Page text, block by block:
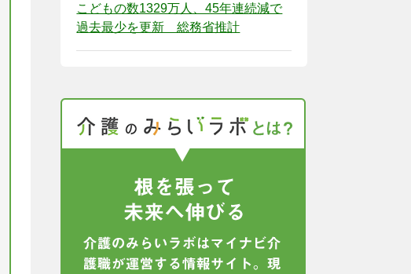
こどもの数1329万人、45年連続減で
過去最少を更新 総務省推計